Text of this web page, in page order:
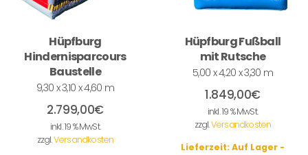
Hüpfburg
Hindernisparcours
Baustelle
9,30 x 3,10 x 4,60 m
2.799,00€
inkl. 19 % MwSt.
zzgl.Versandkosten
Hüpfburg Fußball
mit Rutsche
5,00 x 4,20 x 3,30 m
1.849,00€
inkl. 19 % MwSt.
zzgl.Versandkosten
Lieferzeit: Auf Lager -